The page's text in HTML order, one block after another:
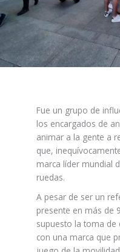
Fue un grupo de
los encargados de
animar a la gente a
que,
marca líder mundial
ruedas.
A pesar de ser un
presente en más de
supuesto la toma de
con una marca que